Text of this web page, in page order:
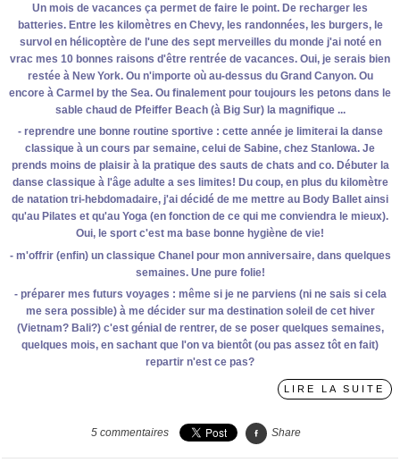
Un mois de vacances ça permet de faire le point. De recharger les
batteries. Entre les kilomètres en Chevy, les randonnées, les burgers, le
survol en hélicoptère de l'une des sept merveilles du monde j'ai noté en
vrac mes 10 bonnes raisons d'être rentrée de vacances. Oui, je serais bien
restée à New York. Ou n'importe où au-dessus du Grand Canyon. Ou
encore à Carmel by the Sea. Ou finalement pour toujours les petons dans le
sable chaud de Pfeiffer Beach (à Big Sur) la magnifique ...
- reprendre une bonne routine sportive : cette année je limiterai la danse
classique à un cours par semaine, celui de Sabine, chez Stanlowa. Je
prends moins de plaisir à la pratique des sauts de chats and co. Débuter la
danse classique à l'âge adulte a ses limites! Du coup, en plus du kilomètre
de natation tri-hebdomadaire, j'ai décidé de me mettre au Body Ballet ainsi
qu'au Pilates et qu'au Yoga (en fonction de ce qui me conviendra le mieux).
Oui, le sport c'est ma base bonne hygiène de vie!
- m'offrir (enfin) un classique Chanel pour mon anniversaire, dans quelques
semaines. Une pure folie!
- préparer mes futurs voyages : même si je ne parviens (ni ne sais si cela
me sera possible) à me décider sur ma destination soleil de cet hiver
(Vietnam? Bali?) c'est génial de rentrer, de se poser quelques semaines,
quelques mois, en sachant que l'on va bientôt (ou pas assez tôt en fait)
repartir n'est ce pas?
LIRE LA SUITE
5 commentaires Share